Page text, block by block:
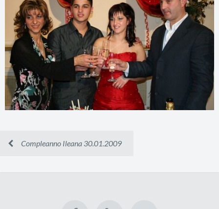
Compleanno Ileana 30.01.2009